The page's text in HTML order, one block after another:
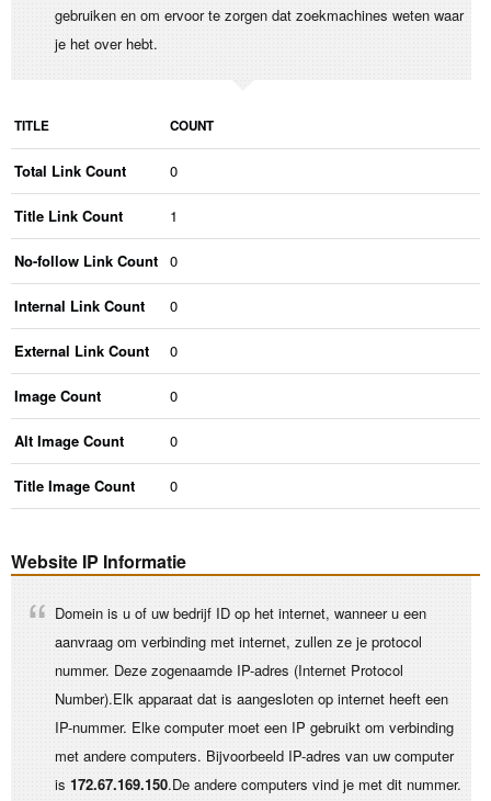
gebruiken en om ervoor te zorgen dat zoekmachines weten waar
je het over hebt.
TITLE COUNT
Total Link Count 0
Title Link Count 1
No-follow Link Count 0
Internal Link Count 0
External Link Count 0
Image Count 0
Alt Image Count 0
Title Image Count 0
Website IP Informatie
Domein is u of uw bedrijf ID op het internet, wanneer u een
aanvraag om verbinding met internet, zullen ze je protocol
nummer. Deze zogenaamde IP-adres (Internet Protocol
Number).Elk apparaat dat is aangesloten op internet heeft een
IP-nummer. Elke computer moet een IP gebruikt om verbinding
met andere computers. Bijvoorbeeld IP-adres van uw computer
is 172.67.169.150.De andere computers vind je met dit nummer.